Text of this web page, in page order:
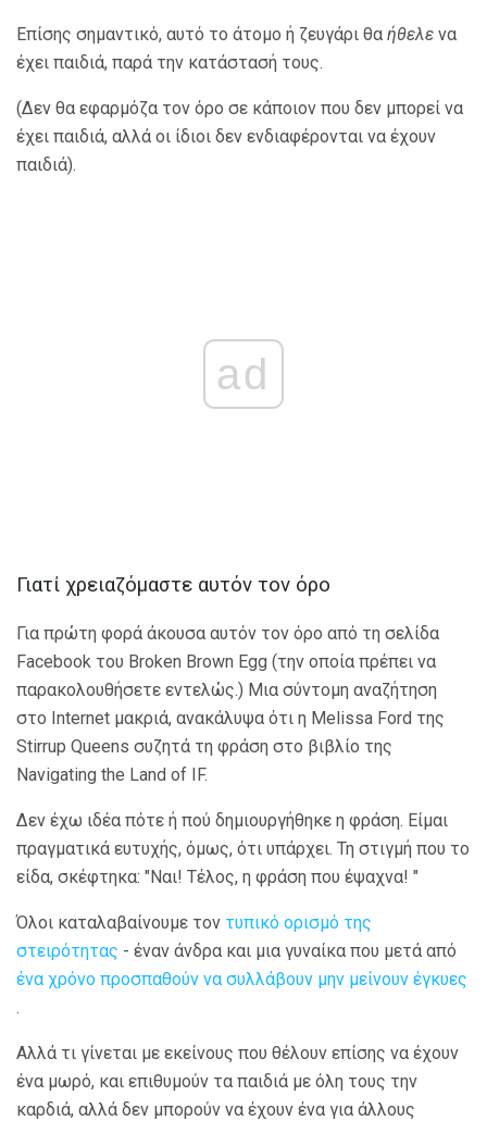
Επίσης σημαντικό, αυτό το άτομο ή ζευγάρι θα ήθελε να
έχει παιδιά, παρά την κατάστασή τους.
(Δεν θα εφαρμόζα τον όρο σε κάποιον που δεν μπορεί να
έχει παιδιά, αλλά οι ίδιοι δεν ενδιαφέρονται να έχουν
παιδιά).
ad
Γιατί χρειαζόμαστε αυτόν τον όρο
Για πρώτη φορά άκουσα αυτόν τον όρο από τη σελίδα
Facebook του Broken Brown Egg (την οποία πρέπει να
παρακολουθήσετε εντελώς.) Μια σύντομη αναζήτηση
στο Internet μακριά, ανακάλυψα ότι η Melissa Ford της
Stirrup Queens συζητά τη φράση στο βιβλίο της
Navigating the Land of IF.
Δεν έχω ιδέα πότε ή πού δημιουργήθηκε η φράση. Είμαι
πραγματικά ευτυχής, όμως, ότι υπάρχει. Τη στιγμή που το
είδα, σκέφτηκα: "Ναι! Τέλος, η φράση που έψαχνα! "
Όλοι καταλαβαίνουμε τον τυπικό ορισμό της
στειρότητας - έναν άνδρα και μια γυναίκα που μετά από
ένα χρόνο προσπαθούν να συλλάβουν μην μείνουν έγκυες
.
Αλλά τι γίνεται με εκείνους που θέλουν επίσης να έχουν
ένα μωρό, και επιθυμούν τα παιδιά με όλη τους την
καρδιά, αλλά δεν μπορούν να έχουν ένα για άλλους